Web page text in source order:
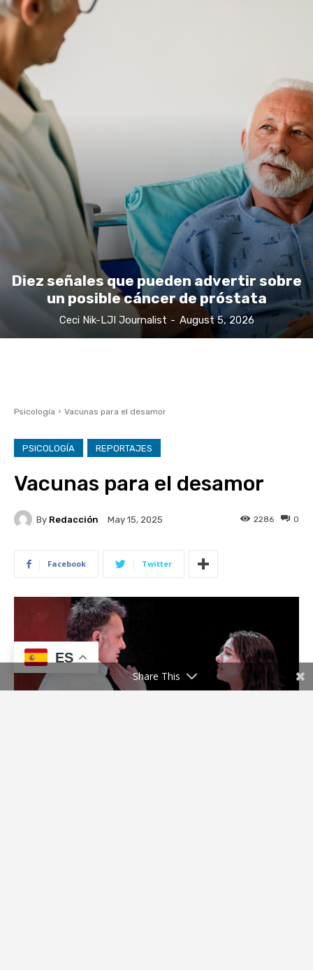
Diez señales que pueden advertir sobre
un posible cáncer de próstata
Ceci Nik-LJI Journalist - August 5, 2026
ES
Share This